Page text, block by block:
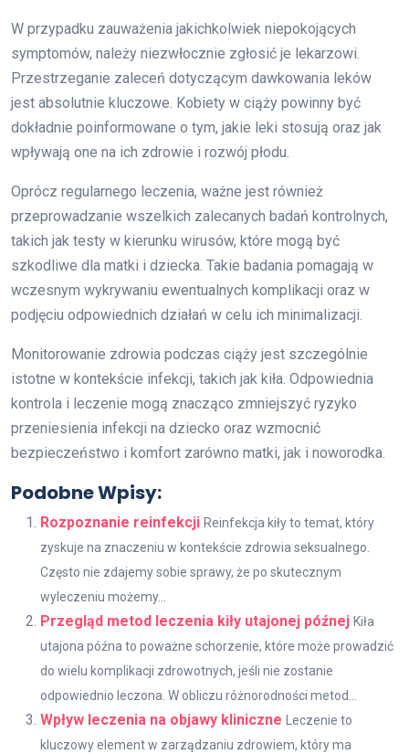
W przypadku zauważenia jakichkolwiek niepokojących
symptomów, należy niezwłocznie zgłosić je lekarzowi.
Przestrzeganie zaleceń dotyczącym dawkowania leków
jest absolutnie kluczowe. Kobiety w ciąży powinny być
dokładnie poinformowane o tym, jakie leki stosują oraz jak
wpływają one na ich zdrowie i rozwój płodu.
Oprócz regularnego leczenia, ważne jest również
przeprowadzanie wszelkich zalecanych badań kontrolnych,
takich jak testy w kierunku wirusów, które mogą być
szkodliwe dla matki i dziecka. Takie badania pomagają w
wczesnym wykrywaniu ewentualnych komplikacji oraz w
podjęciu odpowiednich działań w celu ich minimalizacji.
Monitorowanie zdrowia podczas ciąży jest szczególnie
istotne w kontekście infekcji, takich jak kiła. Odpowiednia
kontrola i leczenie mogą znacząco zmniejszyć ryzyko
przeniesienia infekcji na dziecko oraz wzmocnić
bezpieczeństwo i komfort zarówno matki, jak i noworodka.
Podobne Wpisy:
Rozpoznanie reinfekcji Reinfekcja kiły to temat, który
zyskuje na znaczeniu w kontekście zdrowia seksualnego.
Często nie zdajemy sobie sprawy, że po skutecznym
wyleczeniu możemy...
Przegląd metod leczenia kiły utajonej późnej Kiła
utajona późna to poważne schorzenie, które może prowadzić
do wielu komplikacji zdrowotnych, jeśli nie zostanie
odpowiednio leczona. W obliczu różnorodności metod...
Wpływ leczenia na objawy kliniczne Leczenie to
kluczowy element w zarządzaniu zdrowiem, który ma